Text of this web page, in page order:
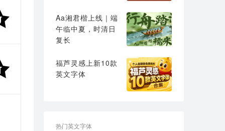
Aa湘君楷上线｜端
午临中夏，时清日
复长
福芦灵感上新10款
英文字体
热门英文字体